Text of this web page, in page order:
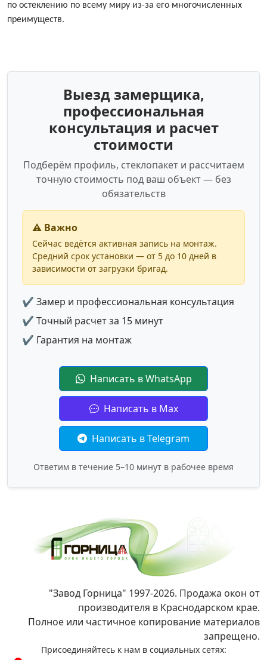
по остеклению по всему миру из-за его многочисленных
преимуществ.
Выезд замерщика,
профессиональная
консультация и расчет
стоимости
Подберём профиль, стеклопакет и рассчитаем
точную стоимость под ваш объект — без
обязательств
⚠️ Важно
Сейчас ведётся активная запись на монтаж.
Средний срок установки — от 5 до 10 дней в
зависимости от загрузки бригад.
✔ Замер и профессиональная консультация
✔ Точный расчет за 15 минут
✔ Гарантия на монтаж
Написать в WhatsApp
Написать в Max
Написать в Telegram
Ответим в течение 5–10 минут в рабочее время
"Завод Горница" 1997-2026. Продажа окон от
производителя в Краснодарском крае.
Полное или частичное копирование материалов
запрещено.
Присоединяйтесь к нам в социальных сетях: